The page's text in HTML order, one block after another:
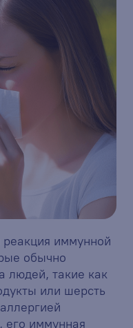
иммунной
обычно
людей, такие как
или шерсть
его иммунная